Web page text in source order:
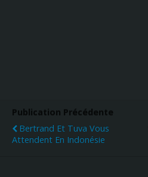
Publication Précédente
Bertrand Et Tuva Vous
Attendent En Indonésie